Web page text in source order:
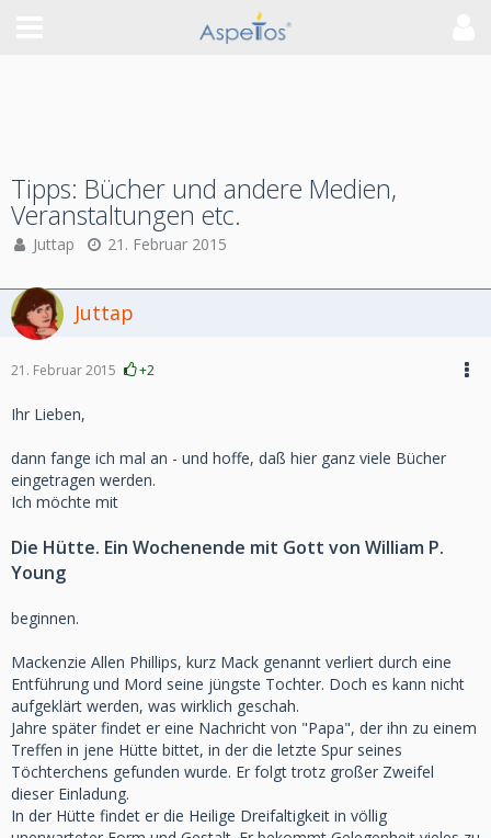
Tipps: Bücher und andere Medien,
Veranstaltungen etc.
Juttap 21. Februar 2015
Juttap
21. Februar 2015 +2
Ihr Lieben,
dann fange ich mal an - und hoffe, daß hier ganz viele Bücher
eingetragen werden.
Ich möchte mit
Die Hütte. Ein Wochenende mit Gott von William P.
Young
beginnen.
Mackenzie Allen Phillips, kurz Mack genannt verliert durch eine
Entführung und Mord seine jüngste Tochter. Doch es kann nicht
aufgeklärt werden, was wirklich geschah.
Jahre später findet er eine Nachricht von "Papa", der ihn zu einem
Treffen in jene Hütte bittet, in der die letzte Spur seines
Töchterchens gefunden wurde. Er folgt trotz großer Zweifel
dieser Einladung.
In der Hütte findet er die Heilige Dreifaltigkeit in völlig